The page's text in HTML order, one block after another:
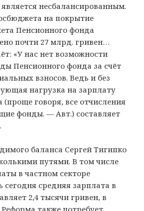
несбалансированным.
на покрытие
Пенсионного фонда
почти 27 млрд. гривен…
«У нас нет возможности
Пенсионного фонда за счёт
взносов. Ведь и без
нагрузка на зарплату
говоря, все отчисления
фонды. — Авт.) составляет
баланса Сергей Тигипко
путями. В том числе
в частном секторе
сегодня средняя зарплата в
2,4 тысячи гривен, в
также потребует